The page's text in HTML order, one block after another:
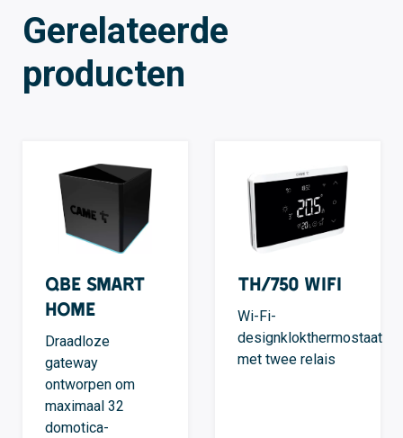
Gerelateerde
producten
QBE Smart
Home
Draadloze
gateway
ontworpen om
maximaal 32
domotica-
TH/750 WIFI
Wi-Fi-
designklokthermostaat
met twee relais